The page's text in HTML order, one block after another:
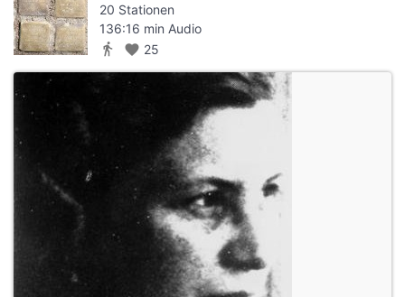
20 Stationen
136:16 min Audio
directions_walk favorite 25